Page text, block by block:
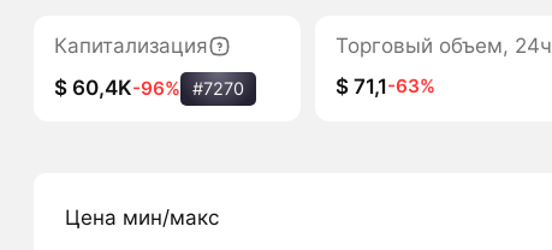
Капитализация
$ 60,4K-96% #7270
Торговый объем, 24ч
$ 71,1-63%
Цена мин/макс